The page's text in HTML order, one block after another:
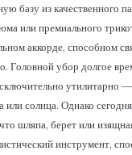
базу из качественного
или премиального
аккорде, способном
Головной убор долгое
утилитарно —
солнца. Однако
шляпа, берет или
инструмент,